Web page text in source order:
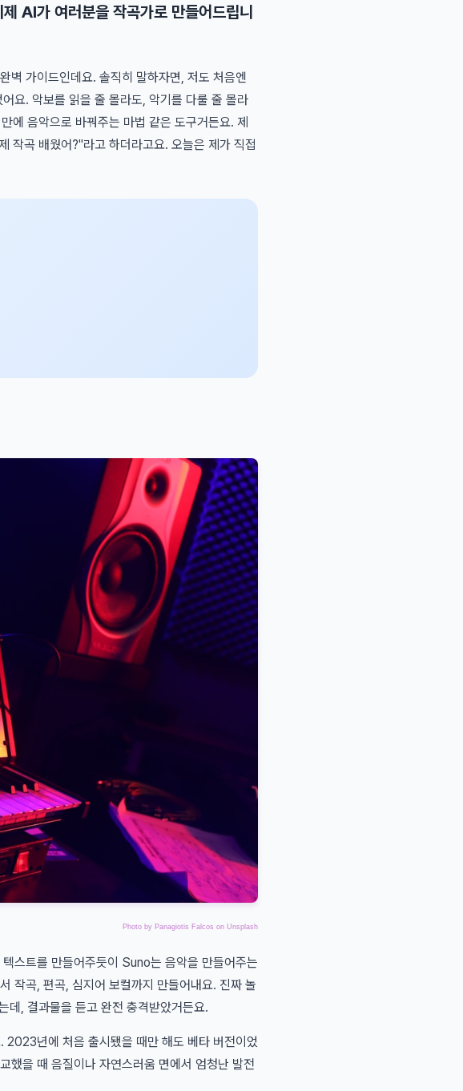
AI가 여러분을 작곡가로 만들어드립니
벽 가이드인데요. 솔직히 말하자면, 저도 처음엔
요. 악보를 읽을 줄 몰라도, 악기를 다룰 줄 몰라
음악으로 바꿔주는 마법 같은 도구거든요. 제
작곡 배웠어?"라고 하더라고요. 오늘은 제가 직접
Photo by Panagiotis Falcos on Unsplash
스트를 만들어주듯이 Suno는 음악을 만들어주는
작곡, 편곡, 심지어 보컬까지 만들어내요. 진짜 놀
데, 결과물을 듣고 완전 충격받았거든요.
년에 처음 출시됐을 때만 해도 베타 버전이었
했을 때 음질이나 자연스러움 면에서 엄청난 발전